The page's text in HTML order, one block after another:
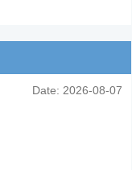
Date: 2026-08-07